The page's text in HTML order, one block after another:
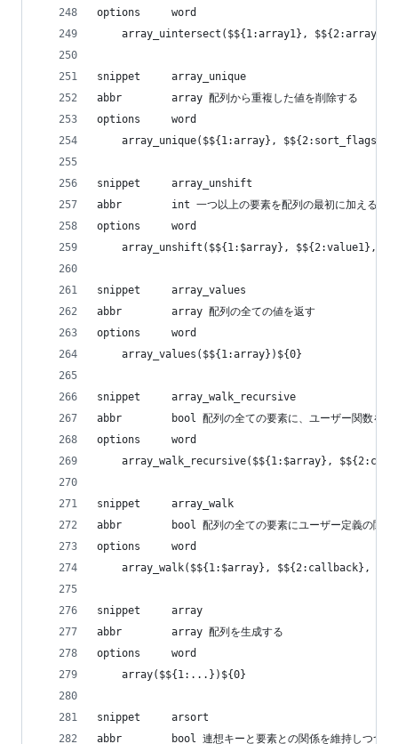
options     word
array_uintersect($${1:array1},
snippet     array_unique
abbr        array 配列から重複した値を削除する
options     word
array_unique($${1:array}, $${2:sort_flags =
snippet     array_unshift
abbr        int 一つ以上の要素を配列の最初に加える
options     word
array_unshift($${1:$array}, $${2:value1},
snippet     array_values
abbr        array 配列の全ての値を返す
options     word
    array_values($${1:array})${0}
snippet     array_walk_recursive
abbr        bool 配列の全ての要素に、ユーザー関数を再
options     word
array_walk_recursive($${1:$array},
snippet     array_walk
abbr        bool 配列の全ての要素にユーザー定義の関数
options     word
array_walk($${1:$array}, $${2:callback},
snippet     array
abbr        array 配列を生成する
options     word
    array($${1:...})${0}
snippet     arsort
abbr        bool 連想キーと要素との関係を維持しつつ配